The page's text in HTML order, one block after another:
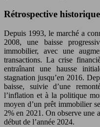
Rétrospective
Depuis 1993, le marché a
2008, une baisse
immobilier, avec une
transactions. La crise
entraînant une hausse
stagnation jusqu’en 2016.
baisse, suivie d’une
l’inflation et à la politique
moyen d’un prêt immobilier
2% en 2021. On observe une
début de l’année 2024.